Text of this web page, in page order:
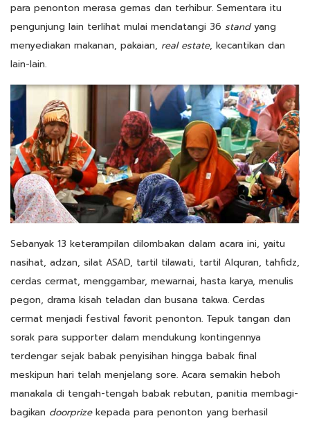
para penonton merasa gemas dan terhibur. Sementara itu
pengunjung lain terlihat mulai mendatangi 36 standyang
menyediakan makanan, pakaian, real estate, kecantikan dan
lain-lain.
Sebanyak 13 keterampilan dilombakan dalam acara ini, yaitu
nasihat, adzan, silat ASAD, tartil tilawati, tartil Alquran, tahfidz,
cerdas cermat, menggambar, mewarnai, hasta karya, menulis
pegon, drama kisah teladan dan busana takwa. Cerdas
cermat menjadi festival favorit penonton. Tepuk tangan dan
sorak para supporter dalam mendukung kontingennya
terdengar sejak babak penyisihan hingga babak final
meskipun hari telah menjelang sore. Acara semakin heboh
manakala di tengah-tengah babak rebutan, panitia membagi-
bagikan doorprizekepada para penonton yang berhasil